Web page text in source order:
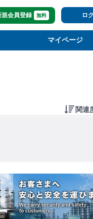
規会員登録 無料 ロ
マイページ
関連